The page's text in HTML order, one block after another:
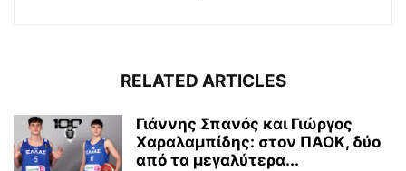
RELATED ARTICLES
Γιάννης Σπανός και Γιώργος
Χαραλαμπίδης: στον ΠΑΟΚ, δύο
από τα μεγαλύτερα...